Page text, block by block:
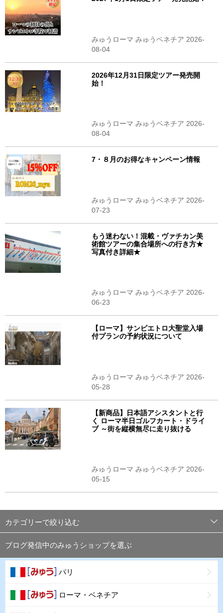
みゅうローマ みゅうベネチア 2026-
08-04
2026年12月31日限定ツアー発売開
始！
みゅうローマ みゅうベネチア 2026-
08-04
7・８月のお得なキャンペーン情報
みゅうローマ みゅうベネチア 2026-
07-23
もう迷わない！混載・ヴァチカン美
術館ツアーの集合場所への行き方★
写真付き詳細★
みゅうローマ みゅうベネチア 2026-
06-23
【ローマ】サンピエトロ大聖堂入場
付プランの予約状況について
みゅうローマ みゅうベネチア 2026-
05-28
【新商品】日本語アシスタントと行
く ローマ半日ゴルフカート・ドライ
ブ ～街を縦横無尽に走り抜ける
みゅうローマ みゅうベネチア 2026-
05-15
カテゴリーで絞り込む
ブログ発信中のみゅうショップを選ぶ
パリ
ローマ・ベネチア